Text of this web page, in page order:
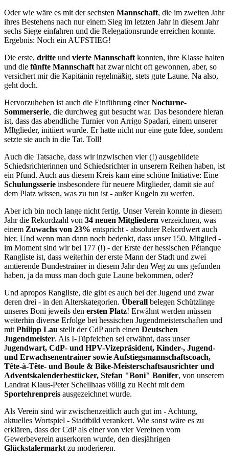
Oder wie wäre es mit der sechsten Mannschaft, die im zweiten Jahr
ihres Bestehens nach nur einem Sieg im letzten Jahr in diesem Jahr
sechs Siege einfahren und die Relegationsrunde erreichen konnte.
Ergebnis: Noch ein AUFSTIEG!
Die erste, dritte und vierte Mannschaft konnten, ihre Klasse halten
und die fünfte Mannschaft hat zwar nicht oft gewonnen, aber, so
versichert mir die Kapitänin regelmäßig, stets gute Laune. Na also,
geht doch.
Hervorzuheben ist auch die Einführung einerNocturne-
Sommerserie, die durchweg gut besucht war. Das besondere hieran
ist, dass das abendliche Turnier von Arrigo Spadari, einem unserer
MItglieder, initiiert wurde. Er hatte nicht nur eine gute Idee, sondern
setzte sie auch in die Tat. Toll!
Auch die Tatsache, dass wir inzwischen vier (!) ausgebildete
Schiedsrichterinnen und Schiedsrichter in unserern Reihen haben, ist
ein Pfund. Auch aus diesem Kreis kam eine schöne Initiative: Eine
Schulungsserie insbesondere für neuere Mitglieder, damit sie auf
dem Platz wissen, was zu tun ist - außer Kugeln zu werfen.
Aber ich bin noch lange nicht fertig. Unser Verein konnte in diesem
Jahr die Rekordzahl von 34 neuen Mitgliedern verzeichnen, was
einem Zuwachs von 23% entspricht - absoluter Rekordwert auch
hier. Und wenn man dann noch bedenkt, dass unser 150. Mitglied -
im Moment sind wir bei 177 (!) - der Erste der hessischen Pétanque
Rangliste ist, dass weiterhin der erste Mann der Stadt und zwei
amtierende Bundestrainer in diesem Jahr den Weg zu uns gefunden
haben, ja da muss man doch gute Laune bekommen, oder?
Und apropos Rangliste, die gibt es auch bei der Jugend und zwar
deren drei - in den Alterskategorien. Überall belegen Schützlinge
unseres Boni jeweils den ersten Platz! Erwähnt werden müssen
weiterhin diverse Erfolge bei hessischen Jugendmeisterschaften und
mit Philipp Lau stellt der CdP auch einen Deutschen
Jugendmeister. Als I-Tüpfelchen sei erwähnt, dass unser
Jugendwart, CdP- und HPV-Vizepräsident, Kinder-, Jugend-
und Erwachsenentrainer sowie Aufstiegsmannschaftscoach,
Tête-à-Tête- und Boule & Bike-Meisterschaftsausrichter und
Adventskalenderbestücker, Stefan "Boni" Bonifer, von unserem
Landrat Klaus-Peter Schellhaas völlig zu Recht mit dem
Sportehrenpreis ausgezeichnet wurde.
Als Verein sind wir zwischenzeitlich auch gut im - Achtung,
aktuelles Wortspiel - Stadtbild verankert. Wie sonst wäre es zu
erklären, dass der CdP als einer von vier Vereinen vom
Gewerbeverein auserkoren wurde, den diesjährigen
Glückstalermarkt zu moderieren.